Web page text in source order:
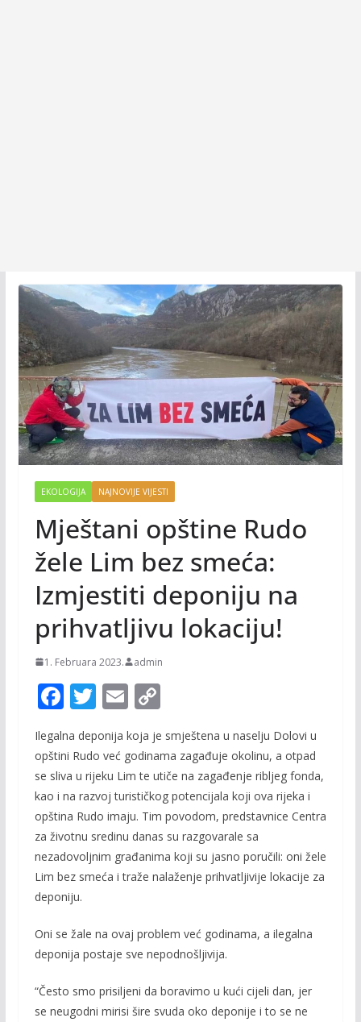
EKOLOGIJA NAJNOVIJE VIJESTI
Mještani opštine Rudo
žele Lim bez smeća:
Izmjestiti deponiju na
prihvatljivu lokaciju!
1. Februara 2023. admin
F
ac
e
b
o
o
k
T
itt
er
E
m
ai
l
C
p
y
Li
n
k
Ilegalna deponija koja je smještena u naselju Dolovi u
opštini Rudo već godinama zagađuje okolinu, a otpad
se sliva u rijeku Lim te utiče na zagađenje ribljeg fonda,
kao i na razvoj turističkog potencijala koji ova rijeka i
opština Rudo imaju. Tim povodom, predstavnice Centra
za životnu sredinu danas su razgovarale sa
nezadovoljnim građanima koji su jasno poručili: oni žele
Lim bez smeća i traže nalaženje prihvatljivije lokacije za
deponiju.
Oni se žale na ovaj problem već godinama, a ilegalna
deponija postaje sve nepodnošljivija.
“Često smo prisiljeni da boravimo u kući cijeli dan, jer
se neugodni mirisi šire svuda oko deponije i to se ne